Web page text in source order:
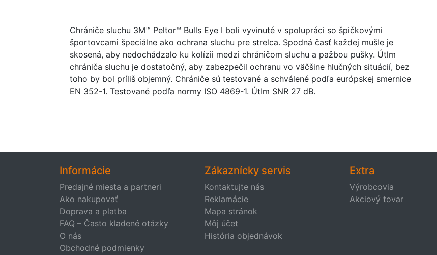
Chrániče sluchu 3M™ Peltor™ Bulls Eye I boli vyvinuté v spolupráci so špičkovými
športovcami špeciálne ako ochrana sluchu pre strelca. Spodná časť každej mušle je
skosená, aby nedochádzalo ku kolízii medzi chráničom sluchu a pažbou pušky. Útlm
chrániča sluchu je dostatočný, aby zabezpečil ochranu vo väčšine hlučných situácií, bez
toho by bol príliš objemný. Chrániče sú testované a schválené podľa európskej smernice
EN 352-1. Testované podľa normy ISO 4869-1. Útlm SNR 27 dB.
Informácie
Predajné miesta a partneri
Ako nakupovať
Doprava a platba
FAQ – Často kladené otázky
O nás
Obchodné podmienky
Zákaznícky servis
Kontaktujte nás
Reklamácie
Mapa stránok
Môj účet
História objednávok
Extra
Výrobcovia
Akciový tovar